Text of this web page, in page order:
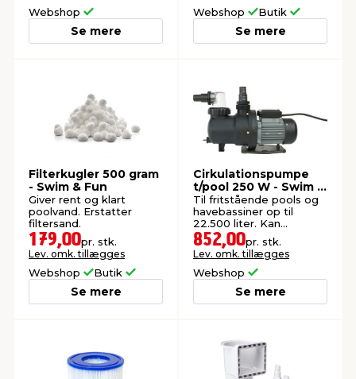
Webshop
Se mere
Webshop Butik
Se mere
Filterkugler 500 gram
- Swim & Fun
Giver rent og klart
poolvand. Erstatter
filtersand.
179,00pr. stk.
Lev. omk. tillægges
Webshop Butik
Se mere
Cirkulationspumpe
t/pool 250 W - Swim &
Fun
Til fritstående pools og
havebassiner op til
22.500 liter. Kan
anvendes i badevand
med klor- og
saltdesinfektion.
852,00pr. stk.
Lev. omk. tillægges
Webshop
Se mere